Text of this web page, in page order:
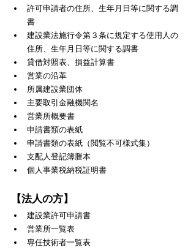
許可申請者の住所、生年月日等に関する調
書
建設業法施行令第３条に規定する使用人の
住所、生年月日等に関する調書
貸借対照表、損益計算書
営業の沿革
所属建設業団体
主要取引金融機関名
営業所概要書
申請書類の表紙
申請書類の表紙（閲覧不可様式集）
支配人登記簿謄本
個人事業税納税証明書
【法人の方】
建設業許可申請書
営業所一覧表
専任技術者一覧表